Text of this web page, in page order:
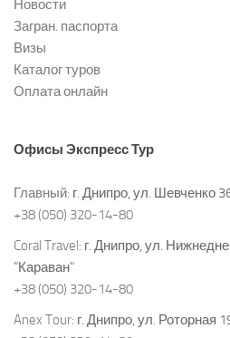
Новости
Загран. паспорта
Визы
Каталог туров
Оплата онлайн
Офисы Экспресс Тур
Главный: г. Днипро, ул. Шевченко
+38 (050) 320-14-80
Coral Travel: г. Днипро, ул.
"Караван"
+38 (050) 320-14-80
Anex Tour: г. Днипро, ул. Роторная